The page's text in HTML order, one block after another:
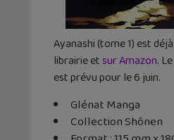
Ayanashi (tome 1) est
librairie etsur Amazon.
est prévu pour le 6 juin.
Glénat Manga
Collection Shônen